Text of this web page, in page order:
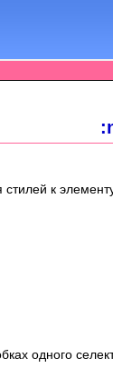
стилей к
одного